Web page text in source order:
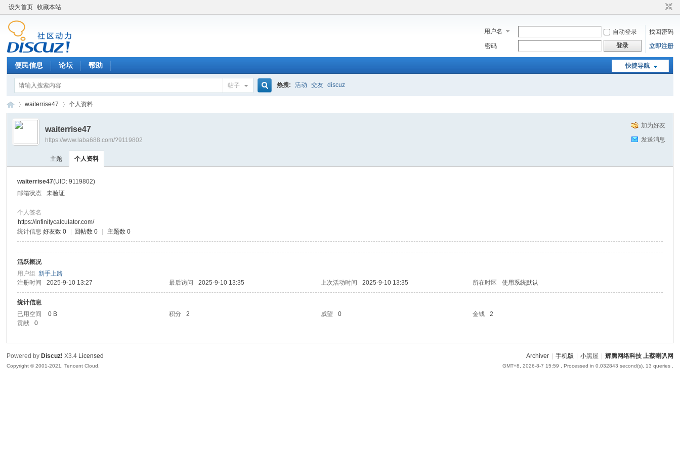
设为首页 收藏本站
用户名 自动登录
找回密码
密码
登录 立即注册
快捷导航
便民信息 论坛 帮助
帖子 热搜: 活动 交友 discuz
›
waiterrise47 个人资料
加为好友
发送消息
waiterrise47
https://www.laba688.com/?9119802
主题 个人资料
waiterrise47(UID: 9119802)
邮箱状态
未验证
个人签名
https://infinitycalculator.com/
统计信息 好友数 0 回帖数 0 主题数 0
活跃概况
用户组新手上路
注册时间
2025-9-10 13:27 最后访问 2025-9-10 13:35 上次活动时间 2025-9-10 13:35 所在时区 使用系统默认
统计信息
已用空间
0 B 积分 2 威望 0 金钱
2
贡献
0
Archiver 手机版 小黑屋 辉腾网络科技 上蔡喇叭网
GMT+8, 2026-8-7 15:59 , Processed in 0.032843 second(s), 13 queries .
Powered by Discuz! X3.4 Licensed
Copyright © 2001-2021, Tencent Cloud.